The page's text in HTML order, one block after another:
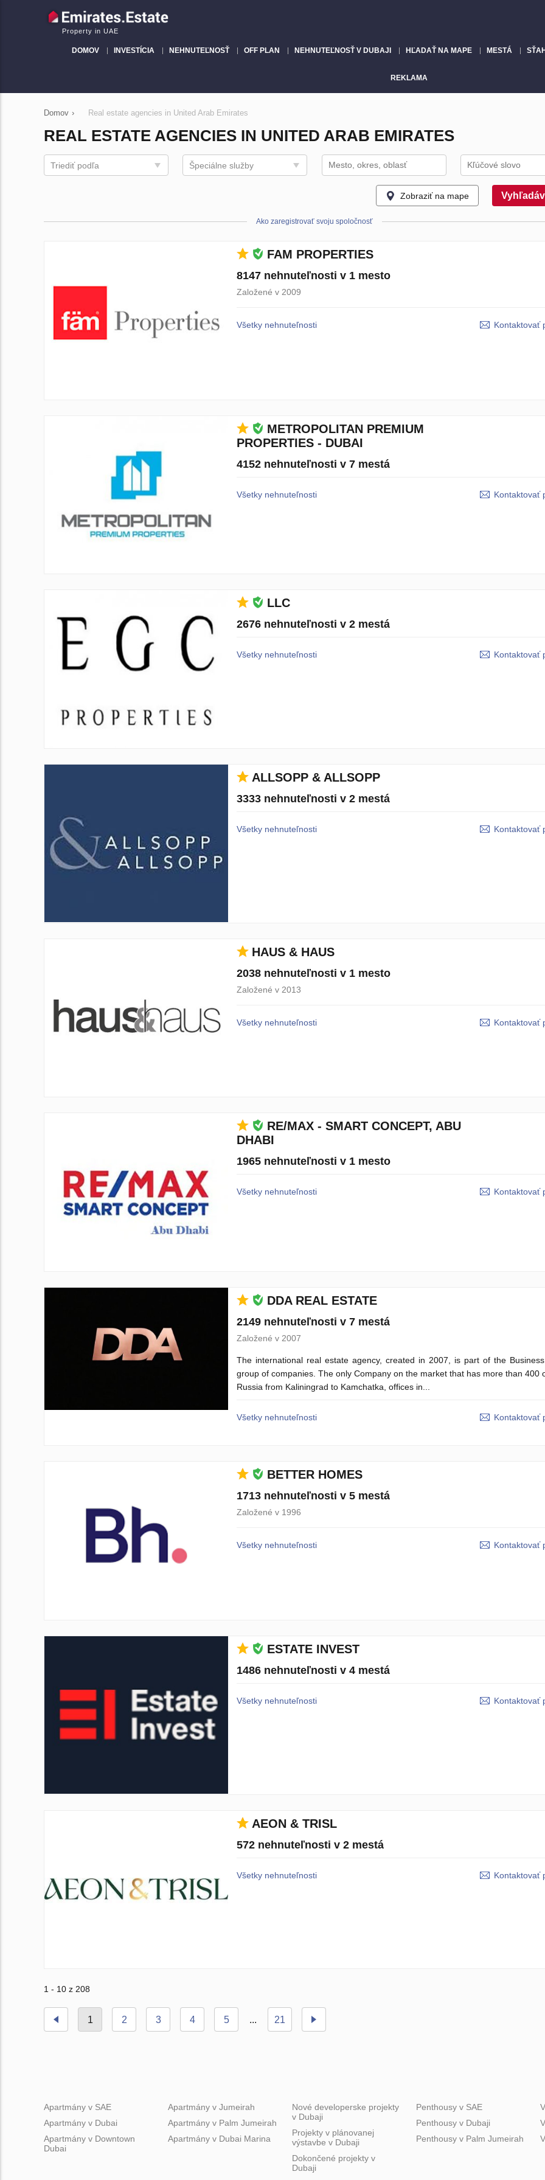
Property in UAE
DOMOV INVESTÍCIA NEHNUTEĽNOSŤ OFF PLAN NEHNUTEĽNOSŤ V DUBAJI HĽADAŤ NA MAPE MESTÁ
REKLAMA
Domov › Real estate agencies in United Arab Emirates
REAL ESTATE AGENCIES IN UNITED ARAB EMIRATES
Triediť podľa Špeciálne služby
Zobraziť na mape
Ako zaregistrovať svoju spoločnosť
FAM PROPERTIES
8147 nehnuteľnosti v 1 mesto
Založené v 2009
Všetky nehnuteľnosti Kontaktovať
METROPOLITAN PREMIUM
PROPERTIES - DUBAI
4152 nehnuteľnosti v 7 mestá
Všetky nehnuteľnosti Kontaktovať
LLC
2676 nehnuteľnosti v 2 mestá
Všetky nehnuteľnosti Kontaktovať
ALLSOPP & ALLSOPP
3333 nehnuteľnosti v 2 mestá
Všetky nehnuteľnosti Kontaktovať
HAUS & HAUS
2038 nehnuteľnosti v 1 mesto
Založené v 2013
Všetky nehnuteľnosti Kontaktovať
RE/MAX - SMART CONCEPT, ABU
DHABI
1965 nehnuteľnosti v 1 mesto
Všetky nehnuteľnosti Kontaktovať
DDA REAL ESTATE
2149 nehnuteľnosti v 7 mestá
Založené v 2007
The international real estate agency, created in 2007, is part of the
group of companies. The only Company on the market that has more than 400
Russia from Kaliningrad to Kamchatka, offices in...
Všetky nehnuteľnosti Kontaktovať
BETTER HOMES
1713 nehnuteľnosti v 5 mestá
Založené v 1996
Všetky nehnuteľnosti Kontaktovať
ESTATE INVEST
1486 nehnuteľnosti v 4 mestá
Všetky nehnuteľnosti Kontaktovať
AEON & TRISL
572 nehnuteľnosti v 2 mestá
Všetky nehnuteľnosti Kontaktovať
1 - 10 z 208
1 2 3 4 5 ... 21
Apartmány v SAE
Apartmány v Dubai
Apartmány v Downtown
Dubai
Apartmány v Jumeirah
Apartmány v Palm Jumeirah
Apartmány v Dubai Marina
Nové developerske projekty
v Dubaji
Projekty v plánovanej
výstavbe v Dubaji
Dokončené projekty v
Dubaji
Penthousy v SAE
Penthousy v Dubaji
Penthousy v Palm Jumeirah